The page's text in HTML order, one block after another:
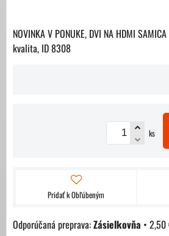
NOVINKA V PONUKE, DVI NA HDMI
kvalita, ID 8308
ks
Pridať k Obľúbeným
Zásielkovňa • 2,50